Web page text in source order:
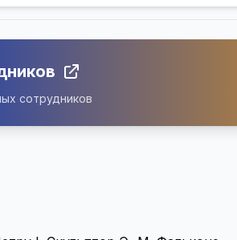
сотрудников